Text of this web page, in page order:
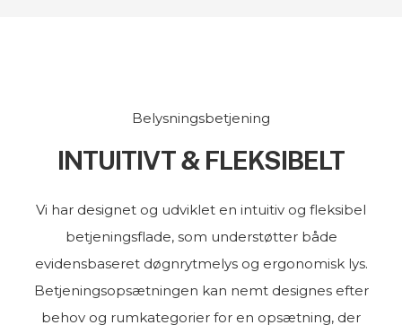
Belysningsbetjening
INTUITIVT & FLEKSIBELT
Vi har designet og udviklet en intuitiv og fleksibel
betjeningsflade, som understøtter både
evidensbaseret døgnrytmelys og ergonomisk lys.
Betjeningsopsætningen kan nemt designes efter
behov og rumkategorier for en opsætning, der